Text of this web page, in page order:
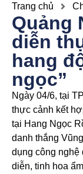
Trang chủ
Quảng
diễn
hang
ngọc”
Ngày 04/6, tại
thực cảnh kết
tại Hang Ngọc
danh thắng
dụng công nghệ
diễn, tinh hoa